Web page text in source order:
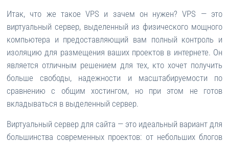
Итак, что же такое VPS и зачем он нужен? VPS — это
виртуальный сервер, выделенный из физического мощного
компьютера и предоставляющий вам полный контроль и
изоляцию для размещения ваших проектов в интернете. Он
является отличным решением для тех, кто хочет получить
больше свободы, надежности и масштабируемости по
сравнению с общим хостингом, но при этом не готов
вкладываться в выделенный сервер.
Виртуальный сервер для сайта — это идеальный вариант для
большинства современных проектов: от небольших блогов